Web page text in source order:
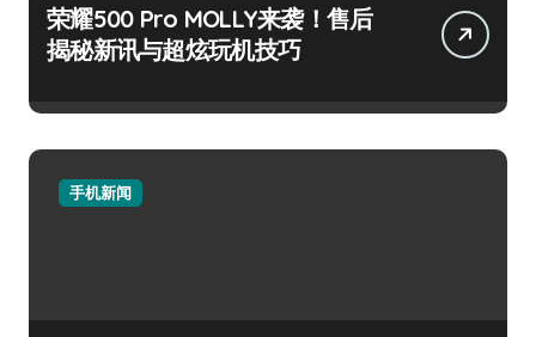
荣耀500 Pro MOLLY来袭！售后
揭秘新讯与超炫玩机技巧
手机新闻